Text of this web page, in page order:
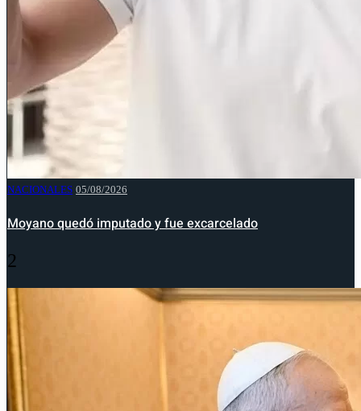
NACIONALES 05/08/2026
Moyano quedó imputado y fue excarcelado
2